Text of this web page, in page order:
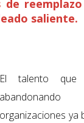
saliente.
El talento que
organizaciones ya